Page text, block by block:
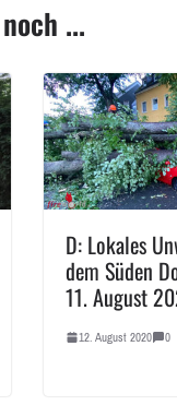
...
D: Lokales
dem Süden
11. August
12. August 2020 0